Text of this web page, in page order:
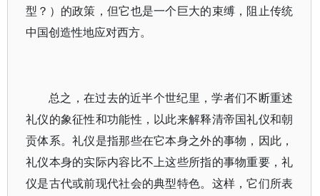
型？）的政策，但它也是一个巨大的束缚，阻止传统
中国创造性地应对西方。
总之，在过去的近半个世纪里，学者们不断重述
礼仪的象征性和功能性，以此来解释清帝国礼仪和朝
贡体系。礼仪是指那些在它本身之外的事物，因此，
礼仪本身的实际内容比不上这些所指的事物重要，礼
仪是古代或前现代社会的典型特色。这样，它们所表